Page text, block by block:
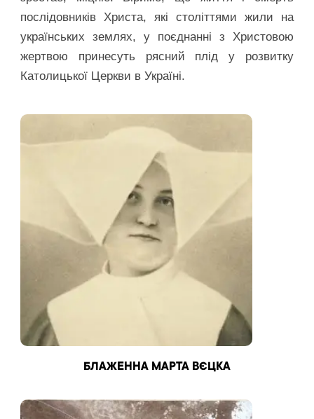
послідовників Христа, які століттями жили на
українських землях, у поєднанні з Христовою
жертвою принесуть рясний плід у розвитку
Католицької Церкви в Україні.
БЛАЖЕННА МАРТА ВЄЦКА